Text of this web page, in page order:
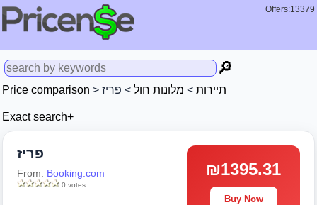
Offers:13379
🔎
Price comparison > תיירות > מלונות חול > פריז
Exact search+
פריז
From: Booking.com
0 votes
₪1395.31
Buy Now